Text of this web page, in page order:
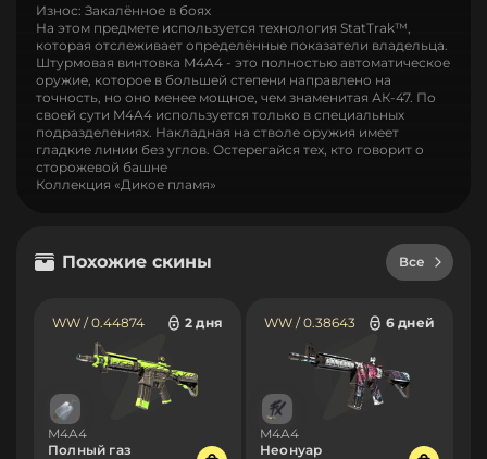
Износ: Закалённое в боях
На этом предмете используется технология StatTrak™,
которая отслеживает определённые показатели владельца.
Штурмовая винтовка M4A4 - это полностью автоматическое
оружие, которое в большей степени направлено на
точность, но оно менее мощное, чем знаменитая АК-47. По
своей сути M4A4 используется только в специальных
подразделениях. Накладная на стволе оружия имеет
гладкие линии без углов. Остерегайся тех, кто говорит о
сторожевой башне
Коллекция «Дикое пламя»
Похожие скины Все
WW / 0.44874 2 дня
M4A4
Полный газ
WW / 0.38643 6 дней
M4A4
Неонуар